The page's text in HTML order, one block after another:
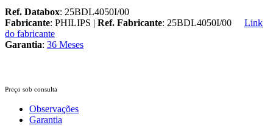
Ref. Databox: 25BDL4050I/00
Fabricante: PHILIPS | Ref. Fabricante: 25BDL4050I/00
Link
do fabricante
Garantia: 36 Meses
Preço sob consulta
Observações
Garantia